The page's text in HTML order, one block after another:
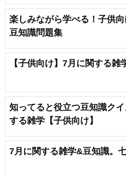
楽しみながら学べる！子供
豆知識問題集
【子供向け】7月に関する
知ってると役立つ豆知識ク
する雑学【子供向け】
7月に関する雑学&豆知識。